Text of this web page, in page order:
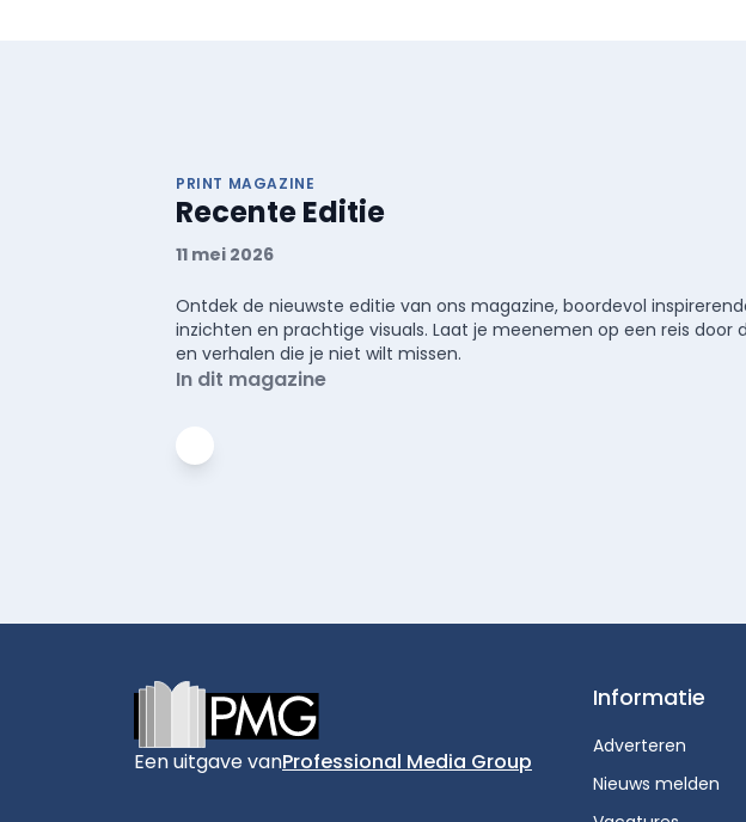
PRINT MAGAZINE
Recente Editie
11 mei 2026
Ontdek de nieuwste editie van ons magazine, boordevol
inzichten en prachtige visuals. Laat je meenemen op een reis
en verhalen die je niet wilt missen.
In dit magazine
Een uitgave vanProfessional Media Group
Informatie
Adverteren
Nieuws melden